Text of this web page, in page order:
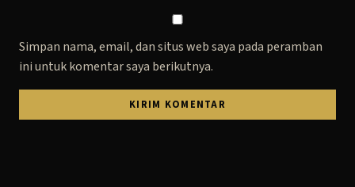
Simpan nama, email, dan situs web saya pada peramban
ini untuk komentar saya berikutnya.